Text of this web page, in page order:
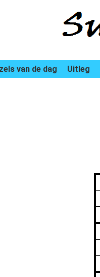
van de dag Uitleg